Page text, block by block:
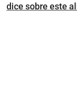
dice sobre este